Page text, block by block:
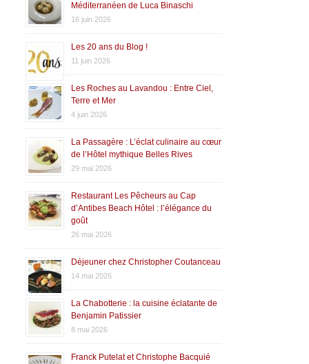
Méditerranéen de Luca Binaschi
16 juin 2026
Les 20 ans du Blog !
11 juin 2026
Les Roches au Lavandou : Entre Ciel,
Terre et Mer
4 juin 2026
La Passagère : L’éclat culinaire au cœur
de l’Hôtel mythique Belles Rives
29 mai 2026
Restaurant Les Pêcheurs au Cap
d’Antibes Beach Hôtel : l’élégance du
goût
26 mai 2026
Déjeuner chez Christopher Coutanceau
14 mai 2026
La Chabotterie : la cuisine éclatante de
Benjamin Patissier
8 mai 2026
Franck Putelat et Christophe Bacquié